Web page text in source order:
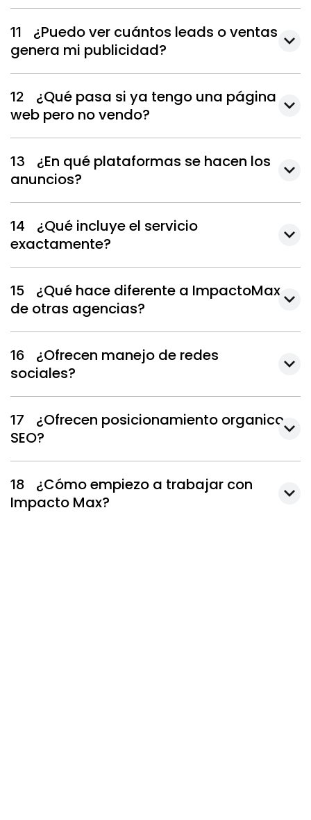
11
¿Puedo ver cuántos leads o ventas
genera mi publicidad?
12
¿Qué pasa si ya tengo una página
web pero no vendo?
13
¿En qué plataformas se hacen los
anuncios?
14
¿Qué incluye el servicio
exactamente?
15
¿Qué hace diferente a ImpactoMax
de otras agencias?
16
¿Ofrecen manejo de redes
sociales?
17
¿Ofrecen posicionamiento organico
SEO?
18
¿Cómo empiezo a trabajar con
Impacto Max?